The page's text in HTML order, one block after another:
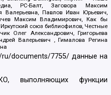
РС-Балт, Заговора Максим
Валерьевна, Павлов Иван Юрьевич,
Максим Владимирович, Как бы
союз библиофилов, Честные
Олег Александрович, Григорьева
Валерьевич , Гималова Регина
ru/documents/7755/ данные на
выполняющих функции